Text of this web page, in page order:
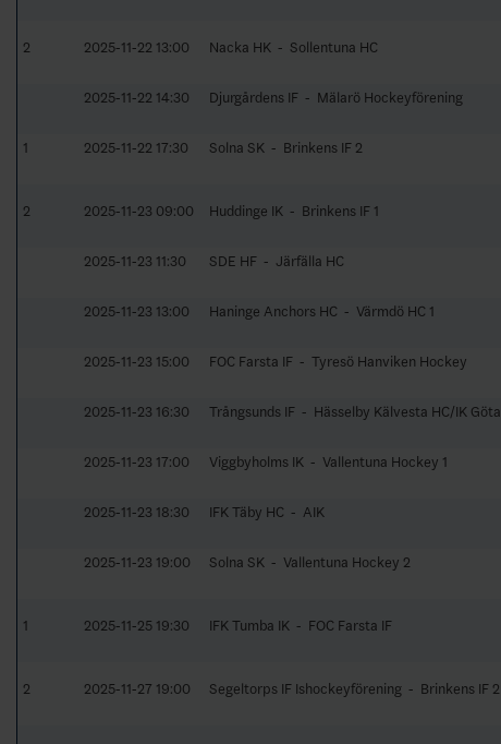
2 2025-11-22 13:00 Nacka HK - Sollentuna HC
2025-11-22 14:30
Djurgårdens IF - Mälarö Hockeyförening
1
2025-11-22 17:30 Solna SK - Brinkens IF 2
2 2025-11-23 09:00 Huddinge IK - Brinkens IF 1
2025-11-23 11:30
SDE HF - Järfälla HC
2025-11-23 13:00
Haninge Anchors HC - Värmdö HC 1
2025-11-23 15:00
FOC Farsta IF - Tyresö Hanviken Hockey
2025-11-23 16:30
Trångsunds IF - Hässelby Kälvesta HC/IK Göta
2025-11-23 17:00
Viggbyholms IK - Vallentuna Hockey 1
2025-11-23 18:30
IFK Täby HC - AIK
2025-11-23 19:00
Solna SK - Vallentuna Hockey 2
1 2025-11-25 19:30 IFK Tumba IK - FOC Farsta IF
2 2025-11-27 19:00 Segeltorps IF Ishockeyförening - Brinkens IF 2